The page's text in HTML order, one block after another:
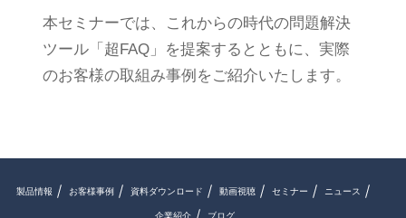
本セミナーでは、これからの時代の問題解決
ツール「超FAQ」を提案するとともに、実際
のお客様の取組み事例をご紹介いたします。
製品情報 お客様事例 資料ダウンロード 動画視聴 セミナー ニュース
企業紹介 ブログ